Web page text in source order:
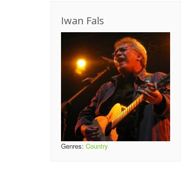
Iwan Fals
Genres: Country